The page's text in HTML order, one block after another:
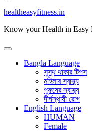
healtheasyfitness.in
Know your Health in Easy
Bangla Language
সুস্থ থাকার টিপস
মহিলার স্বাস্থ্য
পুরুষের স্বাস্থ্য
দীর্ঘস্থায়ী রোগ
English Language
HUMAN
Female